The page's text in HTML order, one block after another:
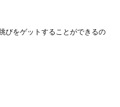
びをゲットすることができるの